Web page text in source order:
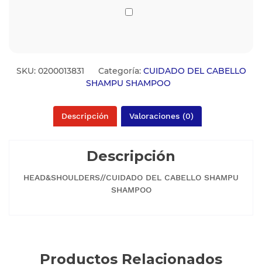
SKU: 0200013831 Categoría: CUIDADO DEL CABELLO
SHAMPU SHAMPOO
Descripción Valoraciones (0)
Descripción
HEAD&SHOULDERS//CUIDADO DEL CABELLO SHAMPU
SHAMPOO
Productos Relacionados